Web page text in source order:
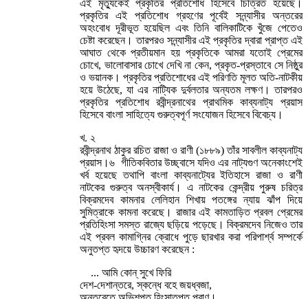
এই মৃত্যুকেই প্রকৃতির প্রতিশোধ হিসেবে চিত্রিত হয়েছে।
প্রকৃতির এই প্রতিশোধ গ্রহণের পূর্বেই সন্ন্যাসীর অন্তরের
অহংবোধ দূরীভূত হয়েছিল এবং তিনি বালিকাটিকে খুঁজে পেতেও
চেষ্টা করেছেন। তারপরও সন্ন্যাসীর এই প্রকৃতির দ্বারা প্রাপ্ত এই
আঘাত থেকে প্রতীয়মান হয় প্রকৃতিকে আমরা যতোই প্রেমের
চোখে, ভালোবাসার চোখে দেখি না কেন, প্রকৃত-প্রস্তাবে সে নিষ্ঠুর
ও ভয়ানক। প্রকৃতির প্রতিশোধের এই পরিণতি মূলত অতি-নাটকীয়
হয়ে উঠেছে, যা এর নাট্যিক দুর্বলতার অন্যতম লক্ষণ। তারপরও
প্রকৃতির প্রতিশোধ রবীন্দ্রনাথের প্রাথমিক কাব্যনাট্য প্রয়াস
হিসেবে বাংলা সাহিত্যে গুরুত্বপূর্ণ সংযোজন হিসেবে বিবেচ্য।
খ. ২
রবীন্দ্রনাথ ঠাকুর রচিত রাজা ও রাণী (১৮৮৯) তাঁর সাবলীল কাব্যনাট্য
প্রয়াস।৬ গীতিকবিতার উচ্ছ্বাসে যদিও এর নাট্যগুণ অনেকাংশেই
খর্ব হয়েছে তথাপি বাংলা কাব্যনাট্যের ইতিহাসে রাজা ও রাণী
নাটকের গুরুত্ব অনস্বীকার্য। এ নাটকের কেন্দ্রীয় পুরুষ চরিত্র
বিক্রমদেব কামনার লেলিহান শিখায় পতঙ্গের ন্যায় ঝাঁপ দিয়ে
সুমিত্রাকে কামনা করেছে। রাজার এই কামতাড়িত প্রবল প্রেমের
প্রতিহিংসা সমস্ত রাজ্যে ছড়িয়ে পড়েছে। বিক্রমদেব নিজেও তার
এই প্রবল কামাগ্নির ক্রোধে পুড়ে ছারখার করা পরিপার্শ্ব সম্পর্কে
অনুতপ্ত হৃদয়ে উচ্চারণ করেছেন :
... আমি কোন্ সুখে ফিরি
দেশ-দেশান্তরে, স্কন্ধে বহে জয়ধ্বজা,